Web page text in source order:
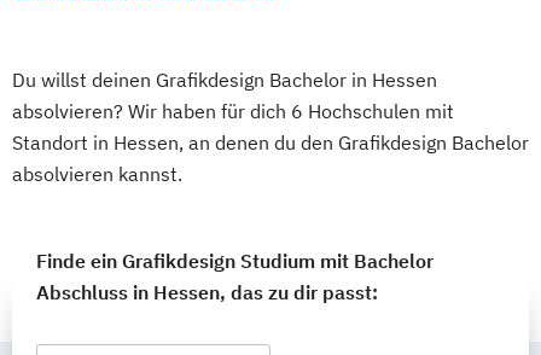
Du willst deinen Grafikdesign Bachelor in Hessen
absolvieren? Wir haben für dich 6 Hochschulen mit
Standort in Hessen, an denen du den Grafikdesign Bachelor
absolvieren kannst.
Finde ein Grafikdesign Studium mit Bachelor
Abschluss in Hessen, das zu dir passt: